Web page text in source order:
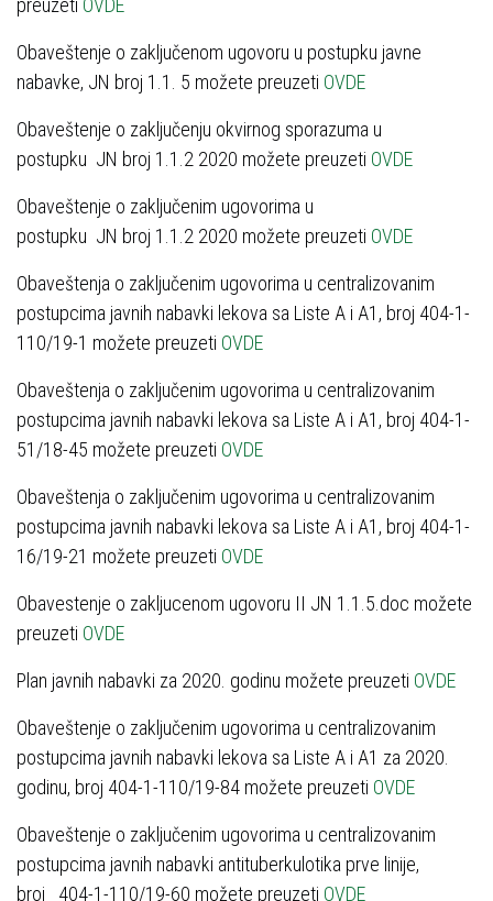
preuzeti OVDE
Obaveštenje o zaključenom ugovoru u postupku javne
nabavke, ЈN broj 1.1. 5 možete preuzeti OVDE
Obaveštenje o zaključenju okvirnog sporazuma u
postupku ЈN broj 1.1.2 2020 možete preuzeti OVDE
Obaveštenje o zaključenim ugovorima u
postupku ЈN broj 1.1.2 2020 možete preuzeti OVDE
Obaveštenja o zaključenim ugovorima u centralizovanim
postupcima javnih nabavki lekova sa Liste A i A1, broj 404-1-
110/19-1 možete preuzeti OVDE
Obaveštenja o zaključenim ugovorima u centralizovanim
postupcima javnih nabavki lekova sa Liste A i A1, broj 404-1-
51/18-45 možete preuzeti OVDE
Obaveštenja o zaključenim ugovorima u centralizovanim
postupcima javnih nabavki lekova sa Liste A i A1, broj 404-1-
16/19-21 možete preuzeti OVDE
Obavestenje o zakljucenom ugovoru II JN 1.1.5.doc možete
preuzeti OVDE
Plan javnih nabavki za 2020. godinu možete preuzeti OVDE
Obaveštenje o zaključenim ugovorima u centralizovanim
postupcima javnih nabavki lekova sa Liste A i A1 za 2020.
godinu, broj 404-1-110/19-84 možete preuzeti OVDE
Obaveštenje o zaključenim ugovorima u centralizovanim
postupcima javnih nabavki antituberkulotika prve linije,
broj 404-1-110/19-60 možete preuzeti OVDE